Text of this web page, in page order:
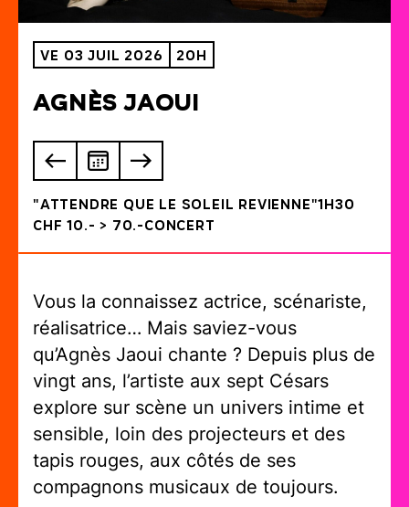
ve 03 Juil 2026 20H
Ag n ès Jaou
"ATTENDRE QUE LE SOLEIL REVIENNE"1h30
CHF 10.- > 70.-Concert
Vous la connaissez actrice, scénariste,
réalisatrice… Mais saviez-vous
qu’Agnès Jaoui chante ? Depuis plus de
vingt ans, l’artiste aux sept Césars
explore sur scène un univers intime et
sensible, loin des projecteurs et des
tapis rouges, aux côtés de ses
compagnons musicaux de toujours.